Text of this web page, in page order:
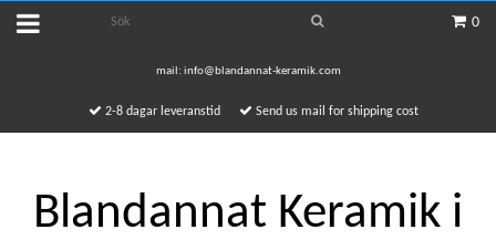
0
mail: info@blandannat-keramik.com
2-8 dagar leveranstid Send us mail for shipping cost
Blandannat Keramik i